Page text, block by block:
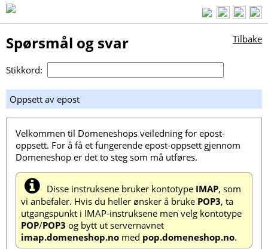
Spørsmål og svar Tilbake
Stikkord:
Oppsett av epost
Velkommen til Domeneshops veiledning for epost-
oppsett. For å få et fungerende epost-oppsett gjennom
Domeneshop er det to steg som må utføres.
Disse instruksene bruker kontotype IMAP, som
vi anbefaler. Hvis du heller ønsker å bruke POP3, ta
utgangspunkt i IMAP-instruksene men velg kontotype
POP/POP3 og bytt ut servernavnet
imap.domeneshop.no med pop.domeneshop.no.